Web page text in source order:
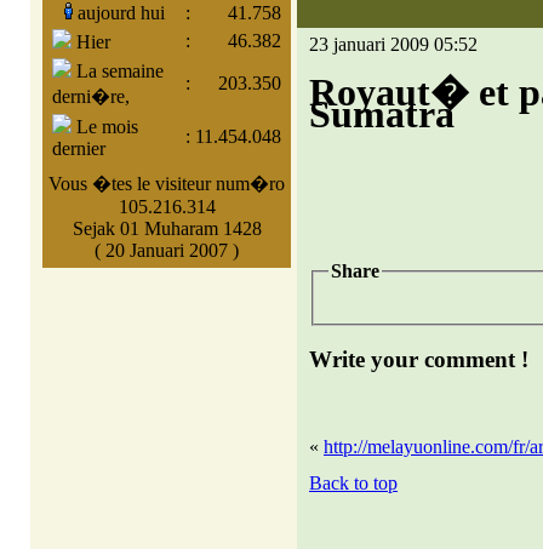
aujourd hui
:
41.758
Hier
:
46.382
La semaine
derni�re,
: 203.350
Le mois
dernier
: 11.454.048
Vous �tes le visiteur num�ro
105.216.314
Sejak 01 Muharam 1428
( 20 Januari 2007 )
23 januari 2009 05:52
Royaut� et
Sumatra
Share
Write your comment !
« http://melayuonline.com/fr/
Back to top